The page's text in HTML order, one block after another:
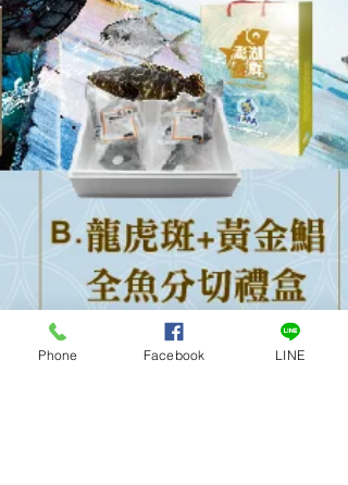
Phone Facebook LINE